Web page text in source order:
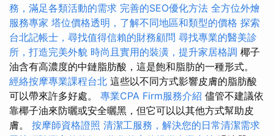
務，滿足各類活動的需求 完善的SEO優化方法 全方位外燴
服務專家 塔位價格透明，了解不同地區和類型的價格 探索
台北記帳士，尋找值得信賴的財務顧問 尋找專業的醫美診
所，打造完美外貌 時尚且實用的裝潢，提升家居格調 椰子
油含有高濃度的中鏈脂肪酸，這是飽和脂肪的一種形式。
經絡按摩專業課程台北 這些以不同方式影響皮膚的脂肪酸
可以帶來許多好處。 專業CPA Firm服務介紹 儘管不建議依
靠椰子油來防曬或安全曬黑，但它可以以其他方式幫助皮
膚。 按摩師資格證照 清潔工服務，解決您的日常清潔需求